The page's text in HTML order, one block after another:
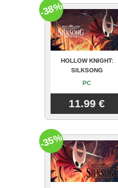
HOLLOW KNIGHT:
SILKSONG
PC
11.99 €
-38%
-35%